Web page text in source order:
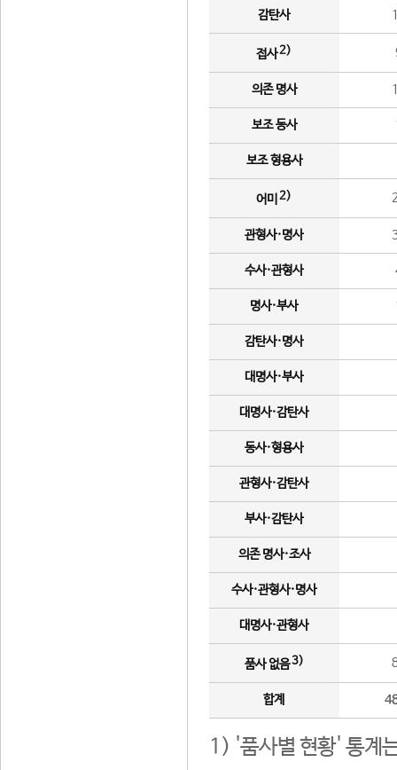
감탄사
접사2)
의존 명사
보조 동사
보조 형용사
어미 2)
관형사·명사
수사·관형사
명사·부사
감탄사·명사
대명사·부사
대명사·감탄사
동사·형용사
관형사·감탄사
부사·감탄사
의존 명사·조사
수사·관형사·명사
대명사·관형사
품사 없음3)
합계
1) '품사별 현황' 통계